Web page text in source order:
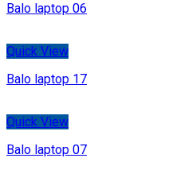
Balo laptop 06
Quick View
Balo laptop 17
Quick View
Balo laptop 07